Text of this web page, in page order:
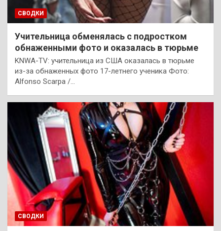
СВОДКИ
Учительница обменялась с подростком
обнаженными фото и оказалась в тюрьме
KNWA-TV: учительница из США оказалась в тюрьме
из-за обнаженных фото 17-летнего ученика Фото:
Alfonso Scarpa /…
СВОДКИ